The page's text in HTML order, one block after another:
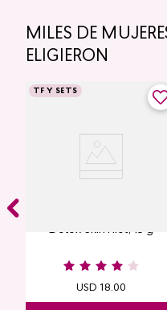
MILES DE
ELIGIERON
TF Y SETS
Detox Skin First, 15 g
USD 18.00